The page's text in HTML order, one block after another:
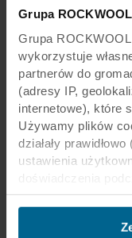
Grupa
Grupa
wykorzystuje
partnerów do
(adresy IP,
internetowe), które
Używamy plików
działały
ustawienia
(„funkcjonalne”),
optymalizacji witryn
ukierunkowujemy
się nie
wilgotnym
właściwości
czemu możesz
równie dobrą
został
Uzyskaj
produktów